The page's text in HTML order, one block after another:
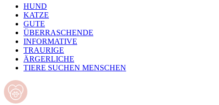
HUND
KATZE
GUTE
ÜBERRASCHENDE
INFORMATIVE
TRAURIGE
ÄRGERLICHE
TIERE SUCHEN MENSCHEN